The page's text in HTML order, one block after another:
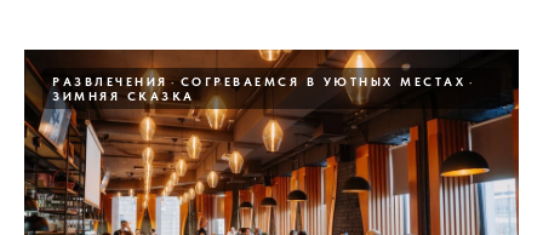
РАЗВЛЕЧЕНИЯ
СОГРЕВАЕМСЯ В УЮТНЫХ МЕСТАХ
ЗИМНЯЯ СКАЗКА